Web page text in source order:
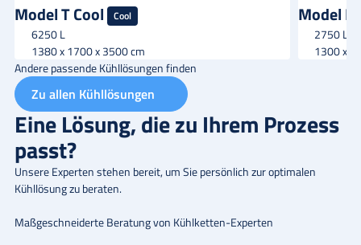
Model T Cool Cool
6250 L
1380 x 1700 x 3500 cm
Model K
2750 L
1300 x
Andere passende Kühllösungen finden
Zu allen Kühllösungen
Eine Lösung, die zu Ihrem Prozess
passt?
Unsere Experten stehen bereit, um Sie persönlich zur optimalen
Kühllösung zu beraten.
Maßgeschneiderte Beratung von Kühlketten-Experten